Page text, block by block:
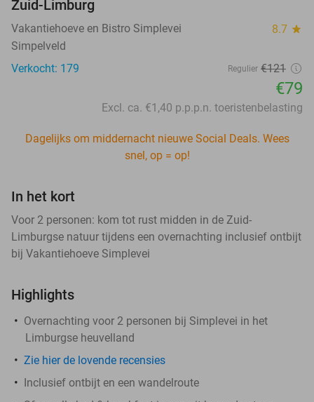
Zuid-Limburg
Vakantiehoeve en Bistro Simplevei 8.7 star
Simpelveld
Verkocht: 179
Regulier €121
€79
Excl. ca. €1,40 p.p.p.n. toeristenbelasting
Dagelijks om middernacht nieuwe Social Deals. Wees
snel, op = op!
In het kort
Voor 2 personen: kom tot rust midden in de Zuid-
Limburgse natuur tijdens een overnachting inclusief ontbijt
bij Vakantiehoeve Simplevei
Highlights
Overnachting voor 2 personen bij Simplevei in het
Limburgse heuvelland
Zie hier de lovende recensies
Inclusief ontbijt en een wandelroute